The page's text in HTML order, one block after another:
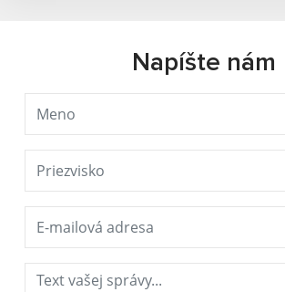
Napíšte nám